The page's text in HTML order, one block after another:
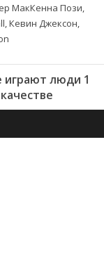
МакКенна Пози,
Кевин Джексон,
играют люди 1